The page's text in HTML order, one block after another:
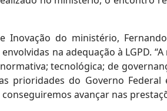
Inovação do ministério,
na adequação à LGPD.
tecnológica; de
prioridades do Governo
avançar nas